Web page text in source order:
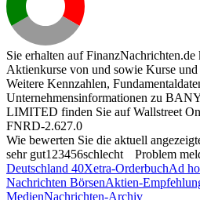
Sie erhalten auf FinanzNachrichten.de
Aktienkurse von und sowie Kurse
Weitere Kennzahlen,
Unternehmensinformationen zu
LIMITED finden Sie aufWallstreet
FNRD-2.627.0
Wie bewerten Sie die aktuell
sehr gut1 23456schlecht
Problem
Deutschland 40Xetra-OrderbuchAd
Nachrichten BörsenAktien-
MedienNachrichten-Archiv